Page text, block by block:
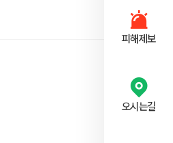
피해제보
오시는길